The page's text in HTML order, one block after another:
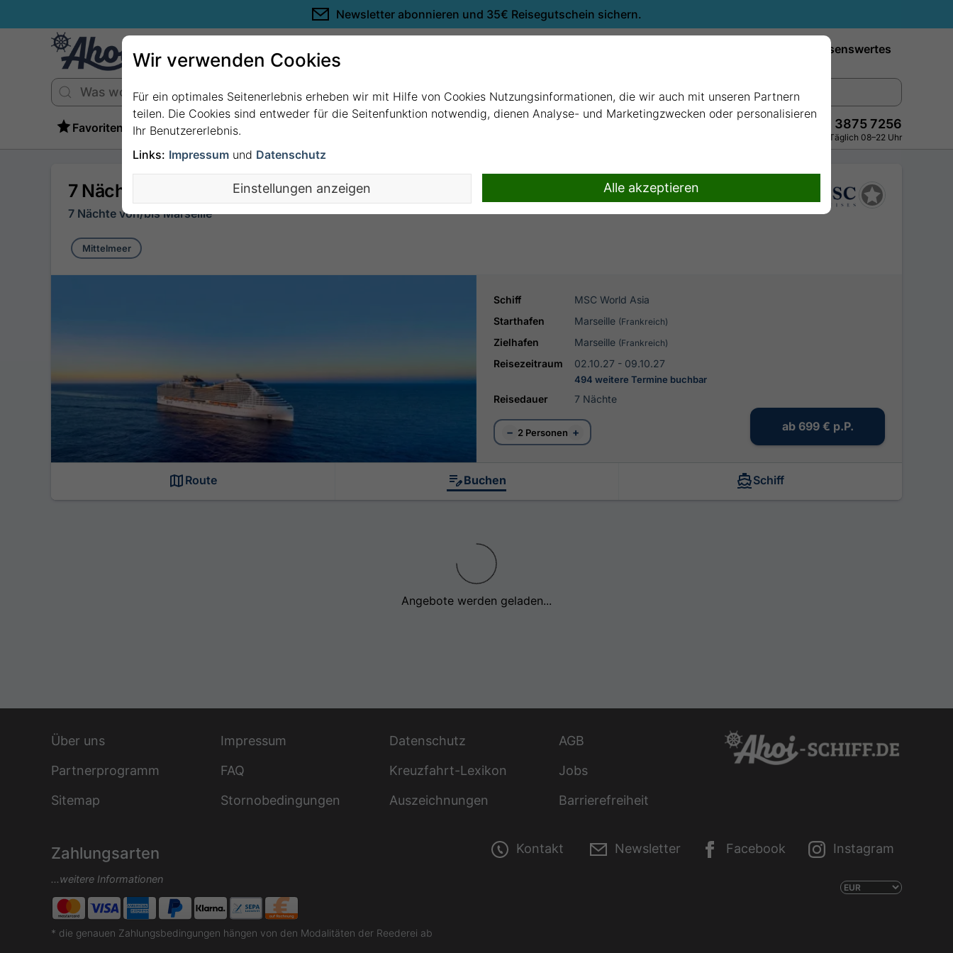
Newsletter abonnieren und 35€ Reisegutschein sichern.
Wissenswertes
Favoriten +49 228 3875 7256
Persönlich · Kostenlos · Täglich 08–22 Uhr
7 Nächte Mittelmeer ab/bis Marseille mit MSC World Asia
7 Nächte von/bis Marseille
Mittelmeer
Schiff
MSC World Asia
Starthafen
Marseille (Frankreich)
Zielhafen Marseille (Frankreich)
Reisezeitraum 02.10.27 - 09.10.27
494 weitere Termine buchbar
Reisedauer 7 Nächte
− 2 Personen + ab 699 € p.P.
Route Buchen Schiff
Angebote werden geladen...
Über uns Impressum Datenschutz
AGB
Partnerprogramm
FAQ Kreuzfahrt-Lexikon
Jobs
Sitemap
Stornobedingungen Auszeichnungen Barrierefreiheit
Zahlungsarten
...weitere Informationen
* die genauen Zahlungsbedingungen hängen von den Modalitäten der Reederei ab
Kontakt Newsletter Facebook Instagram
Wir verwenden Cookies
Für ein optimales Seitenerlebnis erheben wir mit Hilfe von Cookies Nutzungsinformationen, die wir auch mit unseren Partnern
teilen. Die Cookies sind entweder für die Seitenfunktion notwendig, dienen Analyse- und Marketingzwecken oder personalisieren
Ihr Benutzererlebnis.
Links: Impressum und Datenschutz
Einstellungen anzeigen Alle akzeptieren